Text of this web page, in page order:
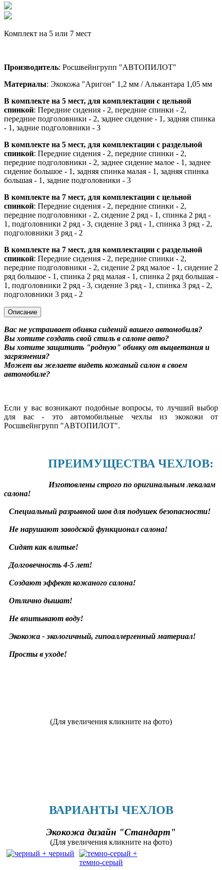
Комплект на 5 или 7 мест
Производитель: Росшвейнгрупп "АВТОПИЛОТ"
Материалы: Экокожа "Аригон" 1,2 мм / Алькантара 1,05 мм
В комплекте на 5 мест, для комплектации с цельной
спинкой: Передние сидения - 2, передние спинки - 2,
передние подголовники - 2, заднее сидение - 1, задняя спинка
- 1, задние подголовники - 3
В комплекте на 5 мест, для комплектации с раздельной
спинкой: Передние сидения - 2, передние спинки - 2,
передние подголовники - 2, заднее сидение малое - 1, заднее
сидение большое - 1, задняя спинка малая - 1, задняя спинка
большая - 1, задние подголовники - 3
В комплекте на 7 мест, для комплектации с цельной
спинкой: Передние сидения - 2, передние спинки - 2,
передние подголовники - 2, сидение 2 ряд - 1, спинка 2 ряд -
1, подголовники 2 ряд - 3, сидение 3 ряд - 1, спинка 3 ряд - 2,
подголовники 3 ряд - 2
В комплекте на 7 мест, для комплектации с раздельной
спинкой: Передние сидения - 2, передние спинки - 2,
передние подголовники - 2, сидение 2 ряд малое - 1, сидение 2
ряд большое - 1, спинка 2 ряд малая - 1, спинка 2 ряд большая -
1, подголовники 2 ряд - 3, сидение 3 ряд - 1, спинка 3 ряд - 2,
подголовники 3 ряд - 2
Описание
Вас не устраивает обивка сидений вашего автомобиля?
Вы хотите создать свой стиль в салоне авто?
Вы хотите защитить "родную" обивку от выцветания и
загрязнения?
Может вы желаете видеть кожаный салон в своем
автомобиле?
Если у вас возникают подобные вопросы, то лучший выбор
для вас - это автомобильные чехлы из экокожи от
Росшвейнгрупп "АВТОПИЛОТ".
ПРЕИМУЩЕСТВА ЧЕХЛОВ:
Изготовлены строго по оригинальным лекалам
салона!
Специальный разрывной шов для подушек безопасности!
Не нарушают заводской функционал салона!
Сидят как влитые!
Долговечность 4-5 лет!
Создают эффект кожаного салона!
Отлично дышат!
Не впитывают воду!
Экокожа - экологичный, гипоаллергенный материал!
Просты в уходе!
(Для увеличения кликните на фото)
ВАРИАНТЫ ЧЕХЛОВ
Экокожа дизайн "Стандарт"
(Для увеличения кликните на фото)